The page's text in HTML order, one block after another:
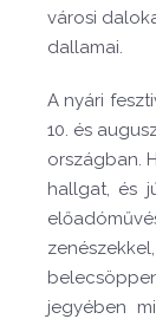
városi
dallamai.
A nyári
10. és
országban.
hallgat, és
jegyében